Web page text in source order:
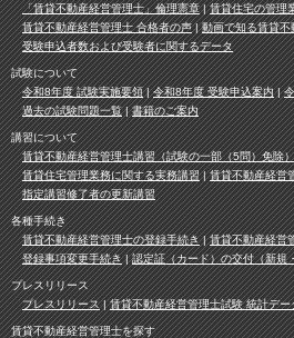
「賃貸不動産経営管理士」倫理憲章
賃貸住宅の管理
賃貸不動産経営管理士 合格者の声
動画で知る賃貸不
受験申込者数および受験者に関するデータ
試験について
令和8年度 試験実施要領
令和8年度 受験申込案内
過去の試験問題一覧
書籍のご案内
講習について
賃貸不動産経営管理士講習（試験の一部（5問）免除）
賃貸住宅管理業務に関する実務講習
賃貸不動産経営
指定講習修了者の更新講習
各種手続き
賃貸不動産経営管理士の登録手続き
賃貸不動産経営
登録事項変更手続き
認定証（カード）の交付（新規
プレスリリース
プレスリリース
賃貸不動産経営管理士試験 統計デー
賃貸不動産経営管理士を探す